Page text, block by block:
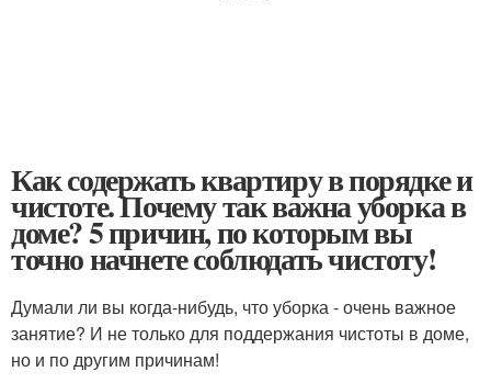
Как содержать квартиру в порядке и
чистоте. Почему так важна уборка в
доме? 5 причин, по которым вы
точно начнете соблюдать чистоту!
Думали ли вы когда-нибудь, что уборка - очень важное
занятие? И не только для поддержания чистоты в доме,
но и по другим причинам!